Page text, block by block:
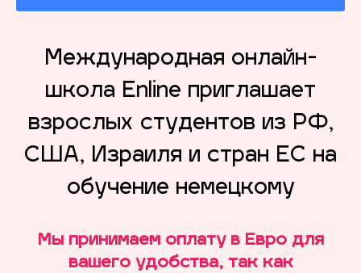
Международная онлайн-
школа Enline приглашает
взрослых студентов из РФ,
США, Израиля и стран ЕС на
обучение немецкому
Мы принимаем оплату в Евро для
вашего удобства, так как